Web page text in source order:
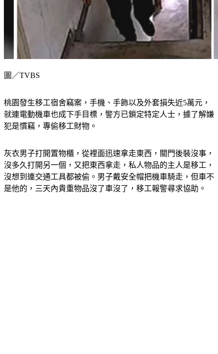
就連電動機車也成下手目標，警方已鎖定特定人士，據了解嫌
犯是慣竊，專偷移工財物。
沒多久打開另一個，又把東西拿走，私人物品的主人是移工，
沒想到連交通工具都被偷。男子戴安全帽把機車騎走，但車不
是他的，三天內貴重物品沒了車沒了，移工報警尋求協助。